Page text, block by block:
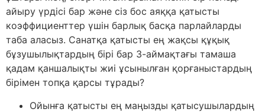
айыру үрдісі бар және сіз бос аяққа қатысты
коэффициенттер үшін барлық басқа парлайларды
таба аласыз. Санатқа қатысты ең жақсы құқық
бұзушылықтардың бірі бар 3-аймақтағы тамаша
қадам қаншалықты жиі ұсынылған қорғаныстардың
бірімен топқа қарсы тұрады?
Ойынға қатысты ең маңызды қатысушылардың